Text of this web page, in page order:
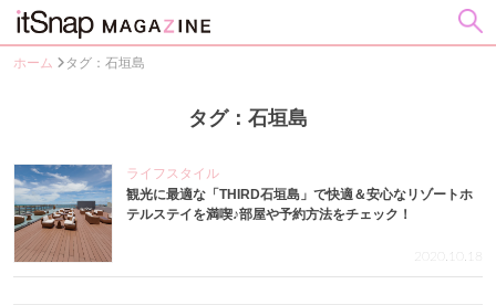
ホーム タグ：石垣島
タグ：石垣島
ライフスタイル
観光に最適な「THIRD石垣島」で快適＆安心なリゾートホ
テルステイを満喫♪部屋や予約方法をチェック！
2020.10.18